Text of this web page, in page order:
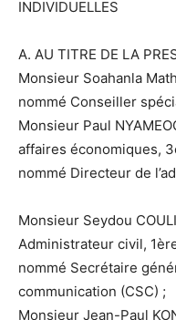
INDIVIDUELLES
A. AU TITRE DE LA
Monsieur Soahanla
nommé Conseiller
Monsieur Paul
affaires économiques,
nommé Directeur de
Monsieur Seydou
Administrateur civil,
nommé Secrétaire
communication (CSC) ;
Monsieur Jean-Paul